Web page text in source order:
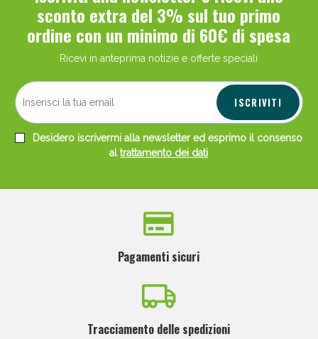
sconto extra del 3% sul tuo primo
ordine con un minimo di 60€ di spesa
Ricevi in anteprima notizie e offerte speciali
ISCRIVITI
Desidero iscrivermi alla newsletter ed esprimo il consenso
altrattamento dei dati
Pagamenti sicuri
Tracciamento delle spedizioni